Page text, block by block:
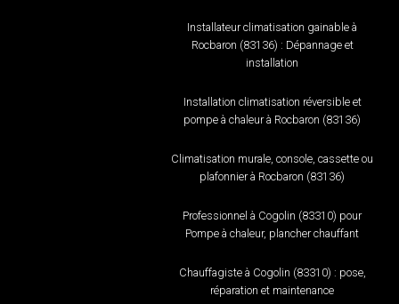
Installateur climatisation gainable à
Rocbaron (83136) : Dépannage et
installation
Installation climatisation réversible et
pompe à chaleur à Rocbaron (83136)
Climatisation murale, console, cassette ou
plafonnier à Rocbaron (83136)
Professionnel à Cogolin (83310) pour
Pompe à chaleur, plancher chauffant
Chauffagiste à Cogolin (83310) : pose,
réparation et maintenance